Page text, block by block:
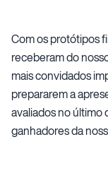
Com os protótipos
receberam do
mais convidados
prepararem a
avaliados no último
ganhadores da